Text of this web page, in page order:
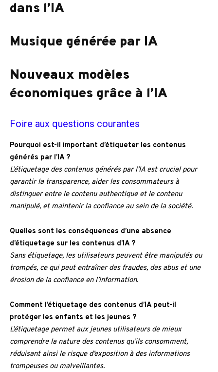
dans l’IA
Musique générée par IA
Nouveaux modèles
économiques grâce à l’IA
Foire aux questions courantes
Pourquoi est-il important d’étiqueter les contenus
générés par l’IA ?
L’étiquetage des contenus générés par l’IA est crucial pour
garantir la transparence, aider les consommateurs à
distinguer entre le contenu authentique et le contenu
manipulé, et maintenir la confiance au sein de la société.
Quelles sont les conséquences d’une absence
d’étiquetage sur les contenus d’IA ?
Sans étiquetage, les utilisateurs peuvent être manipulés ou
trompés, ce qui peut entraîner des fraudes, des abus et une
érosion de la confiance en l’information.
Comment l’étiquetage des contenus d’IA peut-il
protéger les enfants et les jeunes ?
L’étiquetage permet aux jeunes utilisateurs de mieux
comprendre la nature des contenus qu’ils consomment,
réduisant ainsi le risque d’exposition à des informations
trompeuses ou malveillantes.